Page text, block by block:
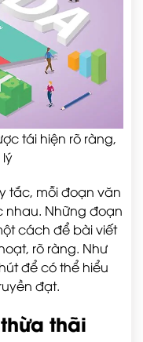
tái hiện rõ ràng,
tắc, mỗi đoạn văn
nhau. Những đoạn
cách để bài viết
rõ ràng. Như
để có thể hiểu
đạt.
thãi